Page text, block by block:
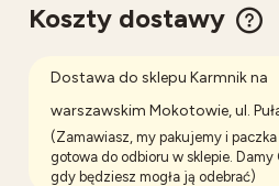
Koszty dostawy
Cena nie zawiera
Dostawa do sklepu Karmnik na
warszawskim Mokotowie, ul.
(Zamawiasz, my pakujemy i
gotowa do odbioru w sklepie. Damy
gdy będziesz mogła ją odebrać)